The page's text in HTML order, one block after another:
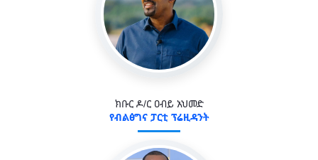
ክቡር ዶ/ር ዐብይ አህመድ
የብልፅግና ፓርቲ ፕሬዚዳንት